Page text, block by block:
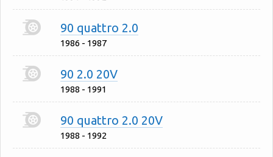
90 quattro 2.0
1986 - 1987
90 2.0 20V
1988 - 1991
90 quattro 2.0 20V
1988 - 1992